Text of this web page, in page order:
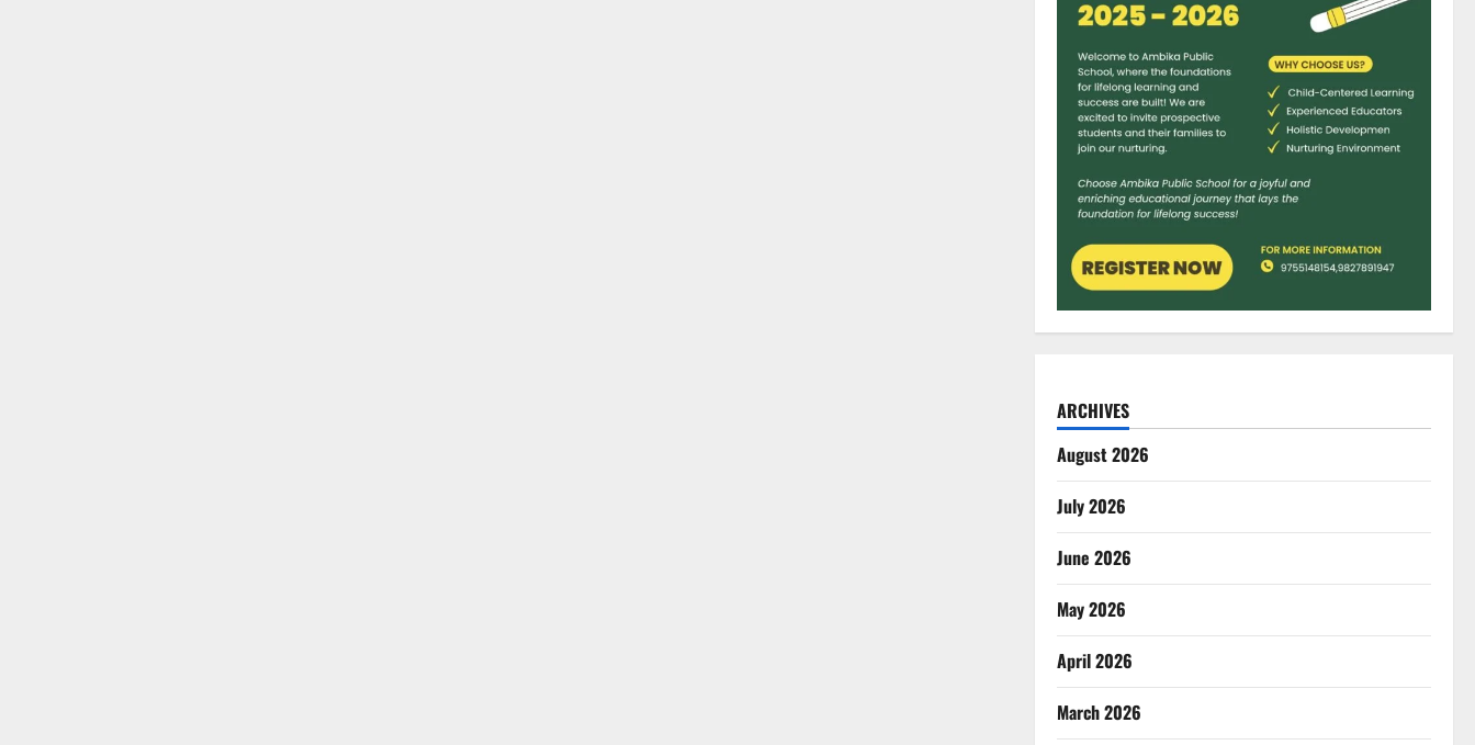
ARCHIVES
August 2026
July 2026
June 2026
May 2026
April 2026
March 2026